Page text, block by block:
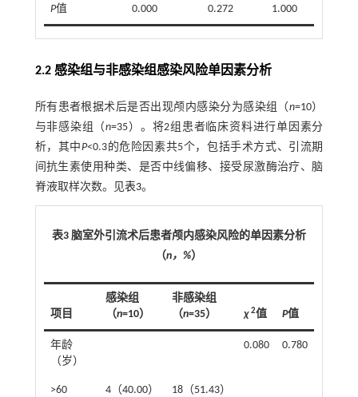
P值 0.000 0.272 1.000
2.2 感染组与非感染组感染风险单因素分析
所有患者根据术后是否出现颅内感染分为感染组（n=10）
与非感染组（n=35）。将2组患者临床资料进行单因素分
析，其中P<0.3的危险因素共5个，包括手术方式、引流期
间抗生素使用种类、是否中线偏移、接受尿激酶治疗、脑
脊液取样次数。见表3。
表3 脑室外引流术后患者颅内感染风险的单因素分析
（n，%）
项目
感染组
（n=10）
非感染组
（n=35） χ 2值 P值
年龄
（岁）
0.080 0.780
>60 4（40.00） 18（51.43）